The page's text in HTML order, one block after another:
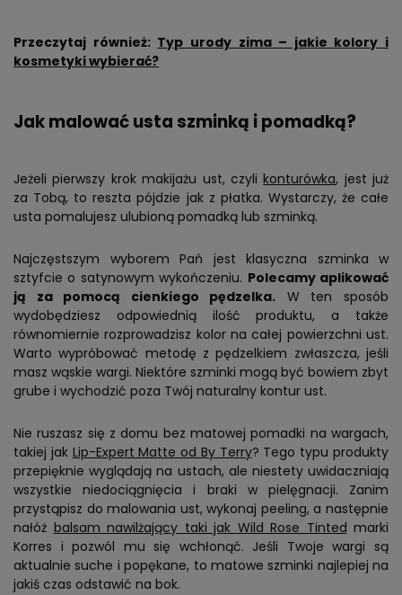
Przeczytaj również: Typ urody zima – jakie kolory i
kosmetyki wybierać?
Jak malować usta szminką i pomadką?
Jeżeli pierwszy krok makijażu ust, czylikonturówka, jest już
za Tobą, to reszta pójdzie jak z płatka. Wystarczy, że całe
usta pomalujesz ulubioną pomadką lub szminką.
Najczęstszym wyborem Pań jest klasyczna szminka w
sztyfcie o satynowym wykończeniu. Polecamy aplikować
ją za pomocą cienkiego pędzelka. W ten sposób
wydobędziesz odpowiednią ilość produktu, a także
równomiernie rozprowadzisz kolor na całej powierzchni ust.
Warto wypróbować metodę z pędzelkiem zwłaszcza, jeśli
masz wąskie wargi. Niektóre szminki mogą być bowiem zbyt
grube i wychodzić poza Twój naturalny kontur ust.
Nie ruszasz się z domu bez matowej pomadki na wargach,
takiej jak Lip-Expert Matte od By Terry? Tego typu produkty
przepięknie wyglądają na ustach, ale niestety uwidaczniają
wszystkie niedociągnięcia i braki w pielęgnacji. Zanim
przystąpisz do malowania ust, wykonaj peeling, a następnie
nałóż balsam nawilżający taki jak Wild Rose Tinted marki
Korres i pozwól mu się wchłonąć. Jeśli Twoje wargi są
aktualnie suche i popękane, to matowe szminki najlepiej na
jakiś czas odstawić na bok.